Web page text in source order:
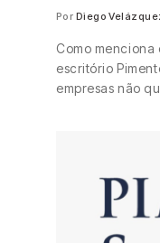
Por Diego
Como menciona
escritório
empresas não